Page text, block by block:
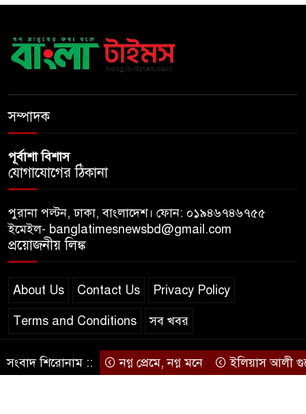
বাংলাদেশে এলো থাইল্যান্ডের শীর্ষ
কফি ব্র্যান্ড ‘ক্যাফে আমাজন
সম্পাদক
পূর্বাশা বিশাস
যোগাযোগের ঠিকানা
পুরানা পল্টন, ঢাকা, বাংলাদেশ। ফোন: ০১৯৪৬৭৪৬৭৫৫
ইমেইল- banglatimesnewsbd@gmail.com
প্রয়োজনীয় লিঙ্ক
About Us Contact Us Privacy Policy
Terms and Conditions সব খবর
© স্বত্ব বাংলা-টাইমস ২০২০-২০২৪
সংবাদ শিরোনাম :: নগ্ন প্রেমে, নগ্ন মনে ইলিয়াস আলী গুমের